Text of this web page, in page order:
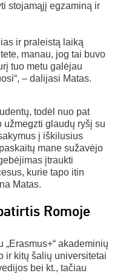
stojamąjį egzaminą ir
ir praleistą laiką
manau, jog tai buvo
tuo metu galėjau
– dalijasi Matas.
todėl nuo pat
glaudų ryšį su
į iškilusius
mane sužavėjo
įtraukti
kurie tapo itin
Matas.
Romoje
„Erasmus+“ akademinių
ir kitų šalių universitetai
bei kt., tačiau